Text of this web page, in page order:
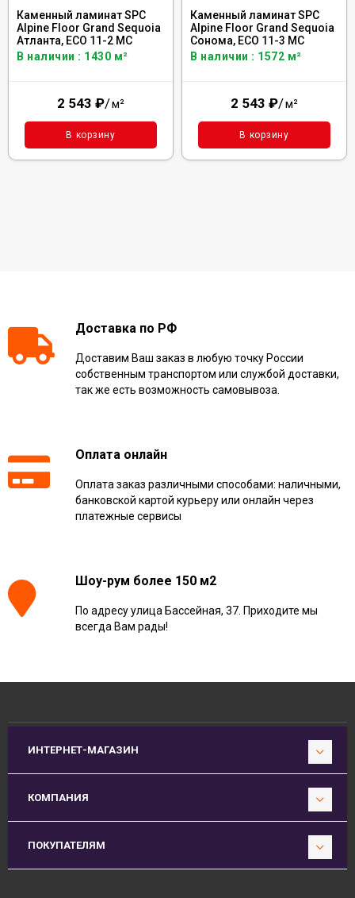
Каменный ламинат SPC
Alpine Floor Grand Sequoia
Атланта, ECO 11-2 MC
В наличии : 1430 м²
2 543 ₽/м²
В корзину
Каменный ламинат SPC
Alpine Floor Grand Sequoia
Сонома, ECO 11-3 MC
В наличии : 1572 м²
2 543 ₽/м²
В корзину
Доставка по РФ
Доставим Ваш заказ в любую точку России
собственным транспортом или службой доставки,
так же есть возможность самовывоза.
Оплата онлайн
Оплата заказ различными способами: наличными,
банковской картой курьеру или онлайн через
платежные сервисы
Шоу-рум более 150 м2
По адресу улица Бассейная, 37. Приходите мы
всегда Вам рады!
ИНТЕРНЕТ-МАГАЗИН
КОМПАНИЯ
ПОКУПАТЕЛЯМ